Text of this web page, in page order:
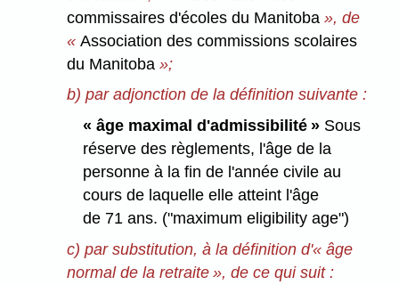
commissaires d'écoles du Manitoba», de
« Association des commissions scolaires
du Manitoba»;
b) par adjonction de la définition suivante :
« âge maximal d'admissibilité » Sous
réserve des règlements, l'âge de la
personne à la fin de l'année civile au
cours de laquelle elle atteint l'âge
de 71 ans. ("maximum eligibility age")
c) par substitution, à la définition d'« âge
normal de la retraite », de ce qui suit :